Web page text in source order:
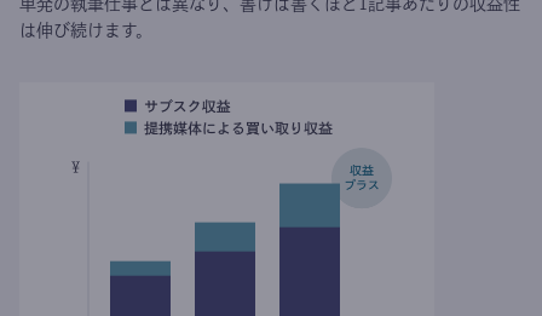
単発の執筆仕事とは異なり、 書けば書くほど1記事あたりの収益性
は伸び続けます。